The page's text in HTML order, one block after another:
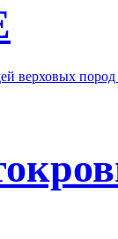
верховых